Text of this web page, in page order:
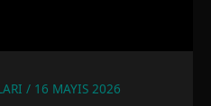
/ 16 MAYIS 2026